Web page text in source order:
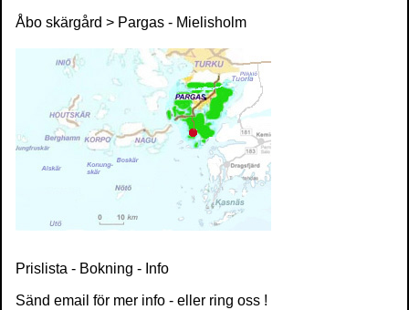
Åbo skärgård > Pargas - Mielisholm
Prislista - Bokning - Info
Sänd email för mer info - eller ring oss !